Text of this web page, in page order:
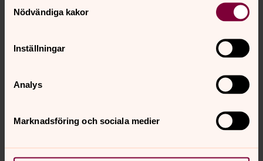
Nödvändiga kakor
Inställningar
Analys
Marknadsföring och sociala medier